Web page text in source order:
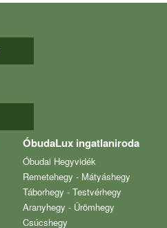
ÓbudaLux ingatlaniroda
Óbudai Hegyvidék
Remetehegy - Mátyáshegy
Táborhegy - Testvérhegy
Aranyhegy - Ürömhegy
Csúcshegy